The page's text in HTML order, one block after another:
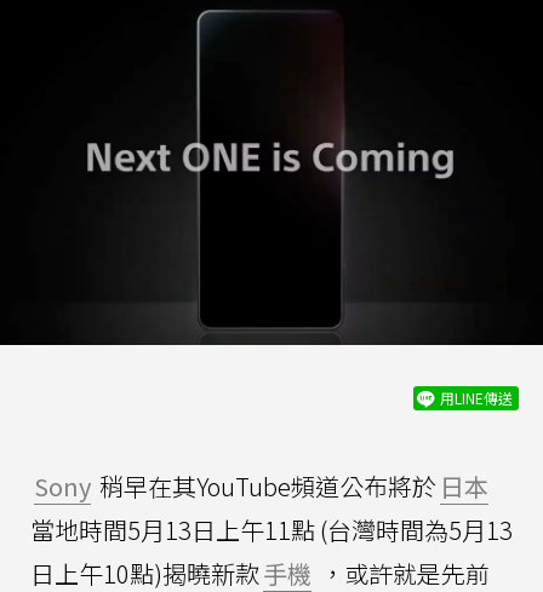
用LINE傳送
Sony 稍早在其YouTube頻道公布將於 日本
當地時間5月13日上午11點 (台灣時間為5月13
日上午10點)揭曉新款手機 ，或許就是先前